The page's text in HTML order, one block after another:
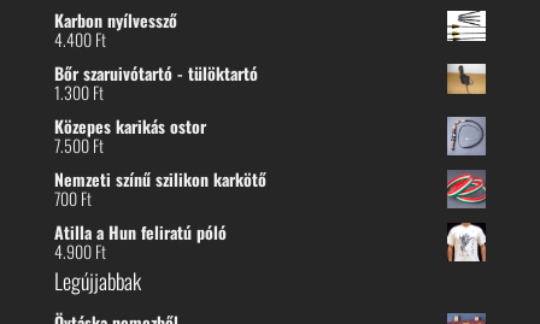
Karbon nyílvessző
4.400Ft
Bőr szaruivótartó - tülöktartó
1.300Ft
Közepes karikás ostor
7.500Ft
Nemzeti színű szilikon karkötő
700Ft
Atilla a Hun feliratú póló
4.900Ft
Legújjabbak